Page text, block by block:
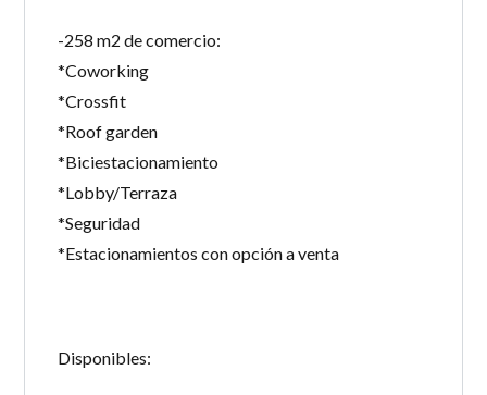
-258 m2 de comercio:
*Coworking
*Crossfit
*Roof garden
*Biciestacionamiento
*Lobby/Terraza
*Seguridad
*Estacionamientos con opción a venta
Disponibles: